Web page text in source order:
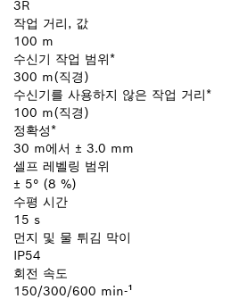
3R
작업 거리, 값
100 m
수신기 작업 범위*
300 m(직경)
수신기를 사용하지 않은 작업 거리*
100 m(직경)
정확성*
30 m에서 ± 3.0 mm
셀프 레벨링 범위
± 5° (8 %)
수평 시간
15 s
먼지 및 물 튀김 막이
IP54
회전 속도
150/300/600 min-¹